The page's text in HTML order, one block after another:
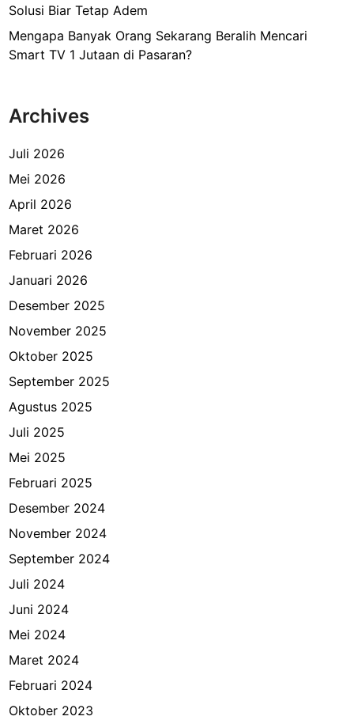
Solusi Biar Tetap Adem
Mengapa Banyak Orang Sekarang Beralih Mencari
Smart TV 1 Jutaan di Pasaran?
Archives
Juli 2026
Mei 2026
April 2026
Maret 2026
Februari 2026
Januari 2026
Desember 2025
November 2025
Oktober 2025
September 2025
Agustus 2025
Juli 2025
Mei 2025
Februari 2025
Desember 2024
November 2024
September 2024
Juli 2024
Juni 2024
Mei 2024
Maret 2024
Februari 2024
Oktober 2023